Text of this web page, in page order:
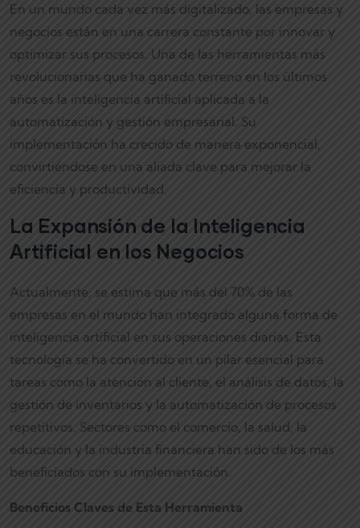
En un mundo cada vez más digitalizado, las empresas y
negocios están en una carrera constante por innovar y
optimizar sus procesos. Una de las herramientas más
revolucionarias que ha ganado terreno en los últimos
años es la inteligencia artificial aplicada a la
automatización y gestión empresarial. Su
implementación ha crecido de manera exponencial,
convirtiéndose en una aliada clave para mejorar la
eficiencia y productividad.
La Expansión de la Inteligencia
Artificial en los Negocios
Actualmente, se estima que más del 70% de las
empresas en el mundo han integrado alguna forma de
inteligencia artificial en sus operaciones diarias. Esta
tecnología se ha convertido en un pilar esencial para
tareas como la atención al cliente, el análisis de datos, la
gestión de inventarios y la automatización de procesos
repetitivos. Sectores como el comercio, la salud, la
educación y la industria financiera han sido de los más
beneficiados con su implementación.
Beneficios Claves de Esta Herramienta